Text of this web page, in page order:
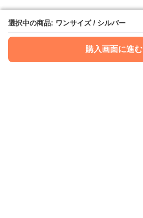
選択中の商品: ワンサイズ / シルバー
購入画面に進む
選択中の商品: ワンサイズ / シルバー
購入画面に進む